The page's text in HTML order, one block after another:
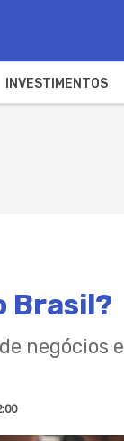
INVESTIMENTOS
Brasil?
negócios e